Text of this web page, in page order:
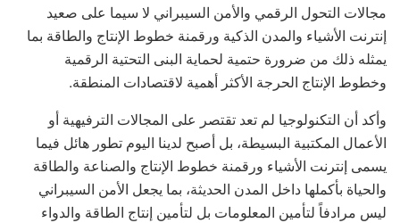
مجالات التحول الرقمي والأمن السيبراني لا سيما على صعيد
إنترنت الأشياء والمدن الذكية ورقمنة خطوط الإنتاج والطاقة بما
يمثله ذلك من ضرورة حتمية لحماية البنى التحتية الرقمية
وخطوط الإنتاج الحرجة الأكثر أهمية لاقتصادات المنطقة.
وأكد أن التكنولوجيا لم تعد تقتصر على المجالات الترفيهية أو
الأعمال المكتبية البسيطة، بل أصبح لدينا اليوم تطور هائل فيما
يسمى إنترنت الأشياء ورقمنة خطوط الإنتاج والصناعة والطاقة
والحياة بأكملها داخل المدن الحديثة، بما يجعل الأمن السيبراني
ليس مرادفاً لتأمين المعلومات بل لتأمين إنتاج الطاقة والدواء